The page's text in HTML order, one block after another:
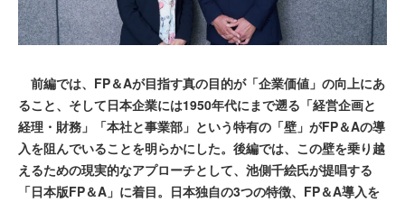
前編では、FP＆Aが目指す真の目的が「企業価値」の向上にあ
ること、そして日本企業には1950年代にまで遡る「経営企画と
経理・財務」「本社と事業部」という特有の「壁」がFP＆Aの導
入を阻んでいることを明らかにした。後編では、この壁を乗り越
えるための現実的なアプローチとして、池側千絵氏が提唱する
「日本版FP＆A」に着目。日本独自の3つの特徴、FP＆A導入を